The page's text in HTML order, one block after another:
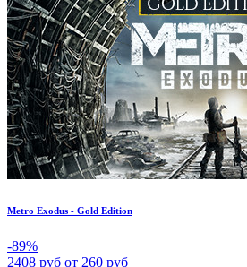
Metro Exodus - Gold Edition
-89%
2408 руб от 260 руб